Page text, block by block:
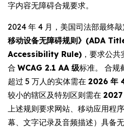
字内容无障碍合规要求。
2024 年 4 月，美国司法部最终敲
移动设备无障碍规则》(ADA
Accessibility Rule) ，要求公
合 WCAG 2.1 AA 级标准。 合规
超过 5 万人的实体需在 2026 年
较小的辖区及特别区则需在 2027
上述规则要求网站、移动应用程
幕、文字记录及音频描述）具备无